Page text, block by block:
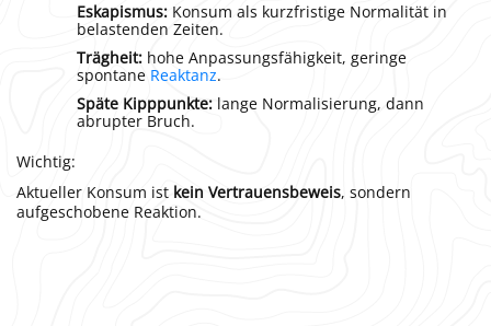
Eskapismus: Konsum als kurzfristige Normalität in
belastenden Zeiten.
Trägheit: hohe Anpassungsfähigkeit, geringe
spontane Reaktanz.
Späte Kipppunkte: lange Normalisierung, dann
abrupter Bruch.
Wichtig:
Aktueller Konsum ist kein Vertrauensbeweis, sondern
aufgeschobene Reaktion.